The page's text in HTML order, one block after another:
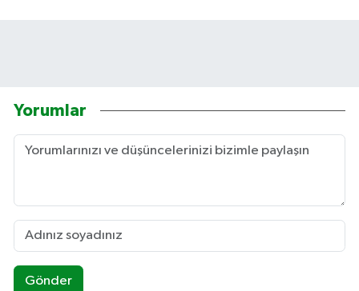
Yorumlar
Gönder